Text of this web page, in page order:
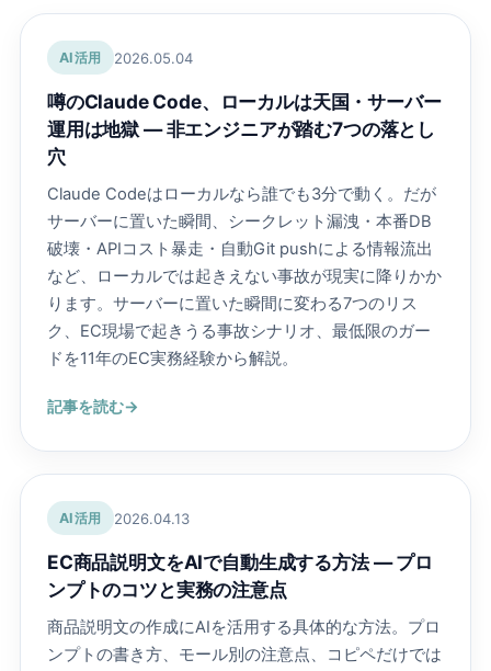
AI活用 2026.05.04
噂のClaude Code、ローカルは天国・サーバー
運用は地獄 ― 非エンジニアが踏む7つの落とし
穴
Claude Codeはローカルなら誰でも3分で動く。だが
サーバーに置いた瞬間、シークレット漏洩・本番DB
破壊・APIコスト暴走・自動Git pushによる情報流出
など、ローカルでは起きえない事故が現実に降りかか
ります。サーバーに置いた瞬間に変わる7つのリス
ク、EC現場で起きうる事故シナリオ、最低限のガー
ドを11年のEC実務経験から解説。
記事を読む
AI活用 2026.04.13
EC商品説明文をAIで自動生成する方法 ― プロ
ンプトのコツと実務の注意点
商品説明文の作成にAIを活用する具体的な方法。プロ
ンプトの書き方、モール別の注意点、コピペだけでは